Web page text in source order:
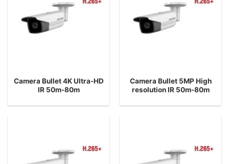
Camera Bullet 4K Ultra-HD
IR 50m-80m
Camera Bullet 5MP High
resolution IR 50m-80m